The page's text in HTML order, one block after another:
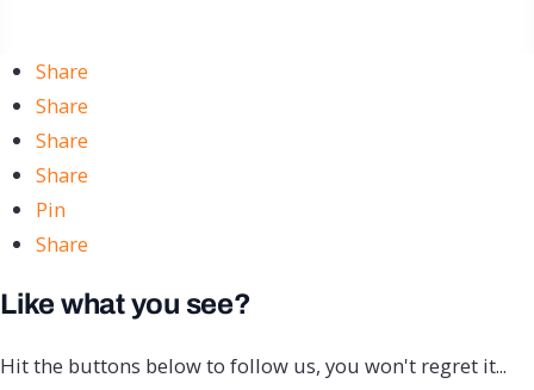
Share
Share
Share
Share
Pin
Share
Like what you see?
Hit the buttons below to follow us, you won't regret it...